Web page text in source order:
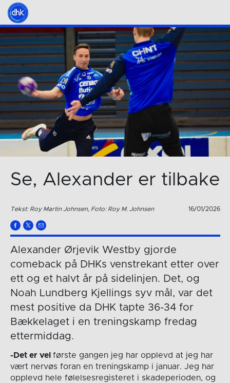
Se, Alexander er tilbake
Tekst: Roy Martin Johnsen, Foto: Roy M. Johnsen 16/01/2026
Alexander Ørjevik Westby gjorde
comeback på DHKs venstrekant etter over
ett og et halvt år på sidelinjen. Det, og
Noah Lundberg Kjellings syv mål, var det
mest positive da DHK tapte 36-34 for
Bækkelaget i en treningskamp fredag
ettermiddag.
-Det er vel første gangen jeg har opplevd at jeg har
vært nervøs foran en treningskamp i januar. Jeg har
opplevd hele følelsesregisteret i skadeperioden, og